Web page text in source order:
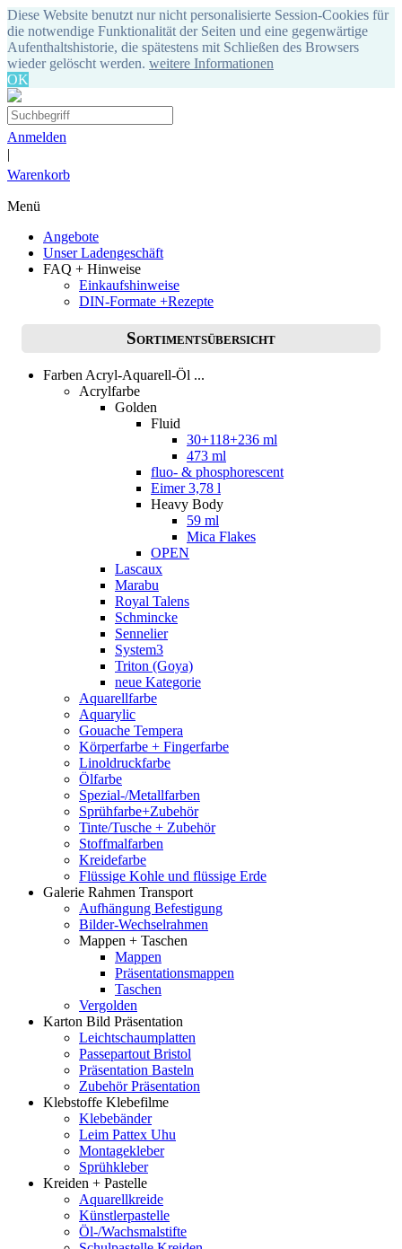
Diese Website benutzt nur nicht personalisierte Session-Cookies für
die notwendige Funktionalität der Seiten und eine gegenwärtige
Aufenthaltshistorie, die spätestens mit Schließen des Browsers
wieder gelöscht werden. weitere Informationen
OK
Anmelden
|
Warenkorb
Menü
Angebote
Unser Ladengeschäft
FAQ + Hinweise
Einkaufshinweise
DIN-Formate +Rezepte
Sortimentsübersicht
Farben Acryl-Aquarell-Öl ...
Acrylfarbe
Golden
Fluid
30+118+236 ml
473 ml
fluo- & phosphorescent
Eimer 3,78 l
Heavy Body
59 ml
Mica Flakes
OPEN
Lascaux
Marabu
Royal Talens
Schmincke
Sennelier
System3
Triton (Goya)
neue Kategorie
Aquarellfarbe
Aquarylic
Gouache Tempera
Körperfarbe + Fingerfarbe
Linoldruckfarbe
Ölfarbe
Spezial-/Metallfarben
Sprühfarbe+Zubehör
Tinte/Tusche + Zubehör
Stoffmalfarben
Kreidefarbe
Flüssige Kohle und flüssige Erde
Galerie Rahmen Transport
Aufhängung Befestigung
Bilder-Wechselrahmen
Mappen + Taschen
Mappen
Präsentationsmappen
Taschen
Vergolden
Karton Bild Präsentation
Leichtschaumplatten
Passepartout Bristol
Präsentation Basteln
Zubehör Präsentation
Klebstoffe Klebefilme
Klebebänder
Leim Pattex Uhu
Montagekleber
Sprühkleber
Kreiden + Pastelle
Aquarellkreide
Künstlerpastelle
Öl-/Wachsmalstifte